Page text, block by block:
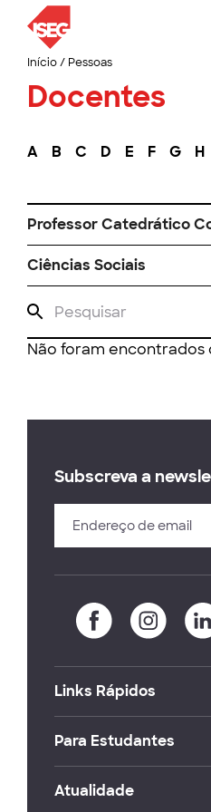
Início/ Pessoas
Docentes
A B C D E F G H
Professor Catedrático
Ciências Sociais
Não foram encontrados
Subscreva a
Links Rápidos
Para Estudantes
Atualidade